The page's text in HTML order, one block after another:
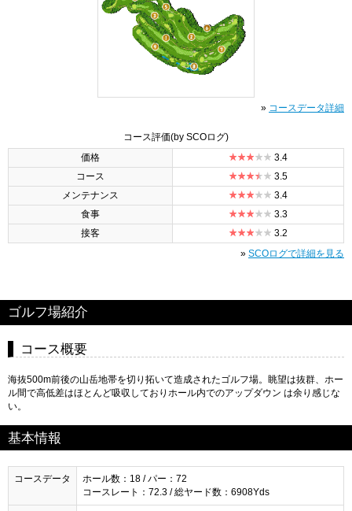
» コースデータ詳細
コース評価(by SCOログ)
価格
3.4
コース
3.5
メンテナンス
3.4
食事
3.3
接客
3.2
» SCOログで詳細を見る
ゴルフ場紹介
コース概要
海抜500m前後の山岳地帯を切り拓いて造成されたゴルフ場。眺望は抜群、ホー
ル間で高低差はほとんど吸収しておりホール内でのアップダウン は余り感じな
い。
基本情報
コースデータ
ホール数：18 / パー：72
コースレート：72.3 / 総ヤード数：6908Yds